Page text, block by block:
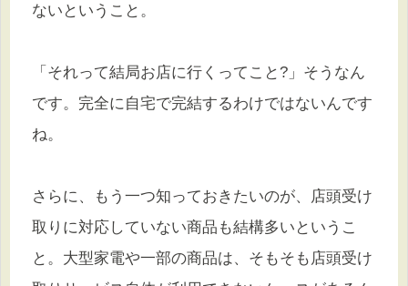
ないということ。
「それって結局お店に行くってこと?」そうなん
です。完全に自宅で完結するわけではないんです
ね。
さらに、もう一つ知っておきたいのが、店頭受け
取りに対応していない商品も結構多いというこ
と。大型家電や一部の商品は、そもそも店頭受け